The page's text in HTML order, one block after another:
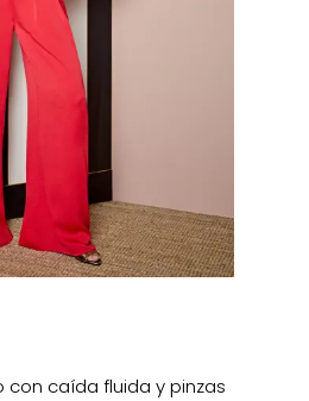
con caída fluida y pinzas